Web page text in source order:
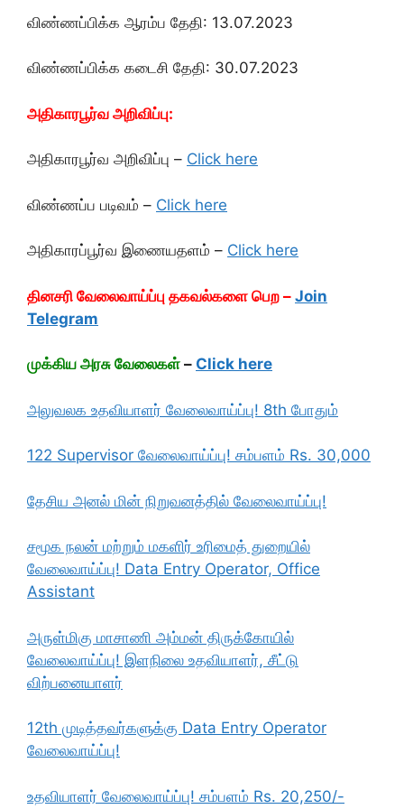
விண்ணப்பிக்க ஆரம்ப தேதி: 13.07.2023
விண்ணப்பிக்க கடைசி தேதி: 30.07.2023
அதிகாரபூர்வ அறிவிப்பு:
அதிகாரபூர்வ அறிவிப்பு – Click here
விண்ணப்ப படிவம் – Click here
அதிகாரப்பூர்வ இணையதளம் – Click here
தினசரி வேலைவாய்ப்பு தகவல்களை பெற – Join
Telegram
முக்கிய அரசு வேலைகள் – Click here
அலுவலக உதவியாளர் வேலைவாய்ப்பு! 8th போதும்
122 Supervisor வேலைவாய்ப்பு! சம்பளம் Rs. 30,000
தேசிய அனல் மின் நிறுவனத்தில் வேலைவாய்ப்பு!
சமூக நலன் மற்றும் மகளிர் உரிமைத் துறையில்
வேலைவாய்ப்பு! Data Entry Operator, Office
Assistant
அருள்மிகு மாசாணி அம்மன் திருக்கோயில்
வேலைவாய்ப்பு! இளநிலை உதவியாளர், சீட்டு
விற்பனையாளர்
12th முடித்தவர்களுக்கு Data Entry Operator
வேலைவாய்ப்பு!
உதவியாளர் வேலைவாய்ப்பு! சம்பளம் Rs. 20,250/-